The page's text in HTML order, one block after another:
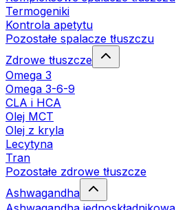
Termogeniki
Kontrola apetytu
Pozostałe spalacze tłuszczu
Zdrowe tłuszcze
Omega 3
Omega 3-6-9
CLA i HCA
Olej MCT
Olej z kryla
Lecytyna
Tran
Pozostałe zdrowe tłuszcze
Ashwagandha